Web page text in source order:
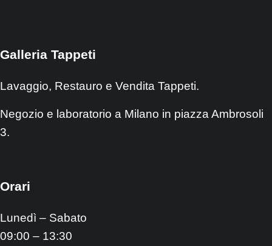
Galleria Tappeti
Lavaggio, Restauro e Vendita Tappeti.
Negozio e laboratorio a Milano in piazza Ambrosoli
3.
Orari
Lunedì – Sabato
09:00 – 13:30